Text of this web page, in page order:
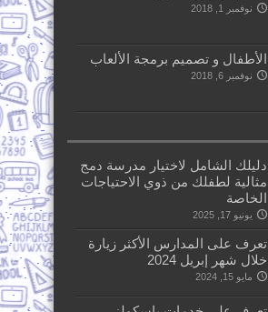
نوفمبر 1, 2018
الأطفال و تصميم برمجة الألعاب
نوفمبر 6, 2018
دليلك الشامل لاختيار مدرسة دمج
مثالية لطفلك من ذوي الاحتياجات
الخاصة
يونيو 17, 2025
تعرف على المدارس الأكثر زيارة
خلال شهر إبريل 2024
مايو 15, 2024